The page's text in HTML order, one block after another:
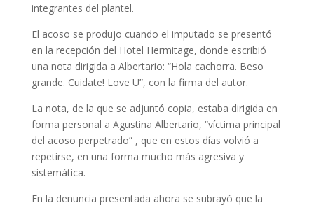
integrantes del plantel.
El acoso se produjo cuando el imputado se presentó
en la recepción del Hotel Hermitage, donde escribió
una nota dirigida a Albertario: “Hola cachorra. Beso
grande. Cuidate! Love U”, con la firma del autor.
La nota, de la que se adjuntó copia, estaba dirigida en
forma personal a Agustina Albertario, “víctima principal
del acoso perpetrado” , que en estos días volvió a
repetirse, en una forma mucho más agresiva y
sistemática.
En la denuncia presentada ahora se subrayó que la